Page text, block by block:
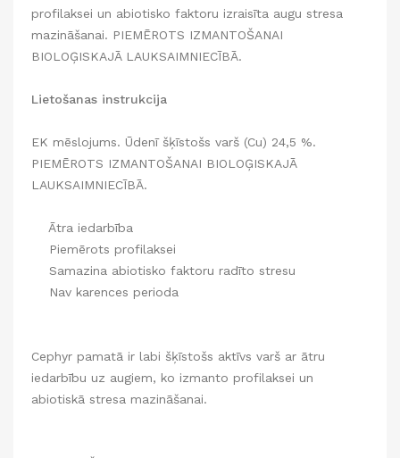
profilaksei un abiotisko faktoru izraisīta augu stresa
mazināšanai. PIEMĒROTS IZMANTOŠANAI
BIOLOĢISKAJĀ LAUKSAIMNIECĪBĀ.
Lietošanas instrukcija
EK mēslojums. Ūdenī šķīstošs varš (Cu) 24,5 %.
PIEMĒROTS IZMANTOŠANAI BIOLOĢISKAJĀ
LAUKSAIMNIECĪBĀ.
Ātra iedarbība
Piemērots profilaksei
Samazina abiotisko faktoru radīto stresu
Nav karences perioda
Cephyr pamatā ir labi šķīstošs aktīvs varš ar ātru
iedarbību uz augiem, ko izmanto profilaksei un
abiotiskā stresa mazināšanai.